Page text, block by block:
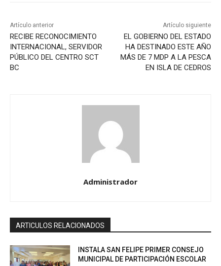
Artículo anterior
RECIBE RECONOCIMIENTO
INTERNACIONAL, SERVIDOR
PÚBLICO DEL CENTRO SCT
BC
Artículo siguiente
EL GOBIERNO DEL ESTADO
HA DESTINADO ESTE AÑO
MÁS DE 7 MDP A LA PESCA
EN ISLA DE CEDROS
Administrador
ARTICULOS RELACIONADOS
INSTALA SAN FELIPE PRIMER CONSEJO
MUNICIPAL DE PARTICIPACIÓN ESCOLAR